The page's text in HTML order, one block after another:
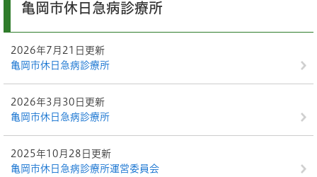
亀岡市休日急病診療所
2026年7月21日更新
亀岡市休日急病診療所
2026年3月30日更新
亀岡市休日急病診療所
2025年10月28日更新
亀岡市休日急病診療所運営委員会